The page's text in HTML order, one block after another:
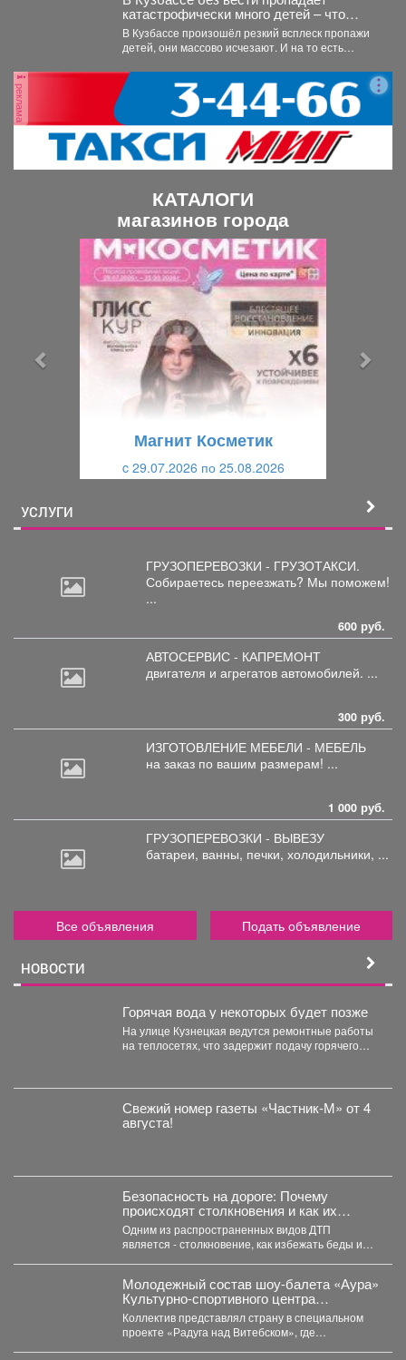
катастрофически много детей – что
происходит
В Кузбассе произошёл резкий всплеск пропажи
детей, они массово исчезают. И на то есть
реклама
КАТАЛОГИ
магазинов города
Магнит Косметик
c 29.07.2026 по 25.08.2026
УСЛУГИ
ГРУЗОПЕРЕВОЗКИ - ГРУЗОТАКСИ.
Собираетесь переезжать? Мы поможем!
...
600 руб.
АВТОСЕРВИС - КАПРЕМОНТ
двигателя и агрегатов автомобилей. ...
300 руб.
ИЗГОТОВЛЕНИЕ МЕБЕЛИ - МЕБЕЛЬ
на заказ по вашим размерам! ...
1 000 руб.
ГРУЗОПЕРЕВОЗКИ - ВЫВЕЗУ
батареи, ванны, печки, холодильники, ...
Все объявления Подать объявление
НОВОСТИ
Горячая вода у некоторых будет позже
На улице Кузнецкая ведутся ремонтные работы
на теплосетях, что задержит подачу горячего
Свежий номер газеты «Частник‑М» от 4
августа!
Безопасность на дороге: Почему
происходят столкновения и как их
избежать?
Одним из распространенных видов ДТП
является - столкновение, как избежать беды и
Молодежный состав шоу-балета «Аура»
Культурно-спортивного центра
металлургов победил в международном
конкурсе «Славянский базар» в
Витебске.
Коллектив представлял страну в специальном
проекте «Радуга над Витебском», где